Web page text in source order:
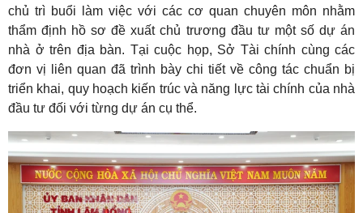
chủ trì buổi làm việc với các cơ quan chuyên môn nhằm
thẩm định hồ sơ đề xuất chủ trương đầu tư một số dự án
nhà ở trên địa bàn. Tại cuộc họp, Sở Tài chính cùng các
đơn vị liên quan đã trình bày chi tiết về công tác chuẩn bị
triển khai, quy hoạch kiến trúc và năng lực tài chính của nhà
đầu tư đối với từng dự án cụ thể.